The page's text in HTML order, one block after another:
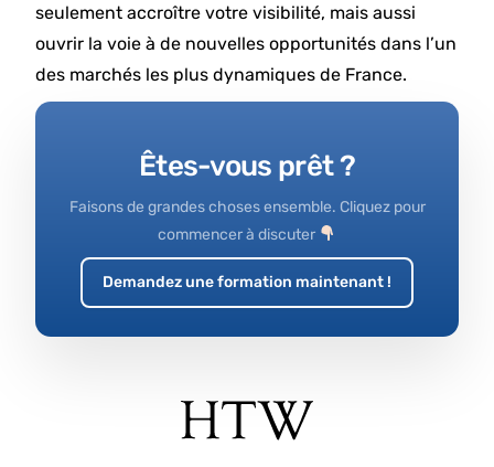
seulement accroître votre visibilité, mais aussi
ouvrir la voie à de nouvelles opportunités dans l’un
des marchés les plus dynamiques de France.
Êtes-vous prêt ?
Faisons de grandes choses ensemble. Cliquez pour
commencer à discuter
Demandez une formation maintenant !